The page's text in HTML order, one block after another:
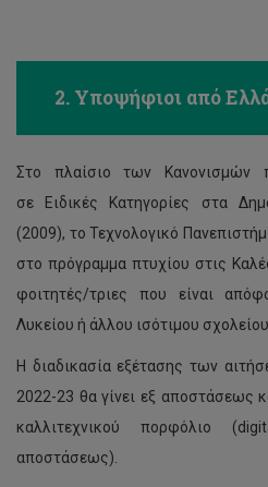
2. Υποψήφιοι από
Στο πλαίσιο των Κανονισμών
σε Ειδικές Κατηγορίες στα
(2009), το Τεχνολογικό
στο πρόγραμμα πτυχίου στις
φοιτητές/τριες που είναι
Λυκείου ή άλλου ισότιμου
Η διαδικασία εξέτασης των
2022-23 θα γίνει εξ αποστάσεως
καλλιτεχνικού πορφόλιο
αποστάσεως).